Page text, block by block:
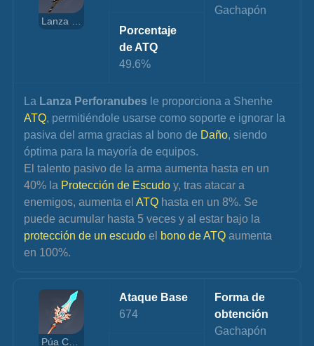
Gachapón
Porcentaje
de ATQ
49.6%
La Lanza Perforanubes le proporciona a Shenhe
ATQ, permitiéndole usarse como soporte e ignorar la
pasiva del arma gracias al bono de Daño, siendo
óptima para la mayoría de equipos.
El talento pasivo de la arma aumenta hasta en un
40% la Protección de Escudo y, tras atacar a
enemigos, aumenta el ATQ hasta en un 8%. Se
puede acumular hasta 5 veces y al estar bajo la
protección de un escudo el bono de ATQ aumenta
en 100%.
Púa Celestial
Ataque Base
674
Forma de
obtención
Gachapón